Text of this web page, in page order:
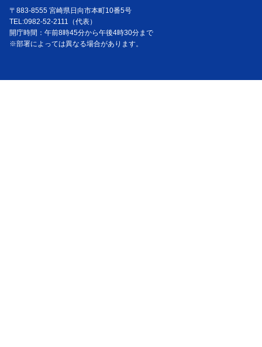
〒883-8555 宮崎県日向市本町10番5号
TEL:0982-52-2111（代表）
開庁時間：午前8時45分から午後4時30分まで
※部署によっては異なる場合があります。